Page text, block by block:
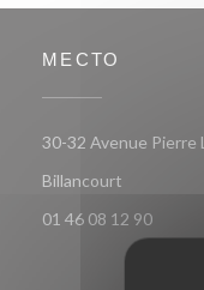
МЕСТО
30-32 Avenue Pierre
Billancourt
01 46 08 12 90